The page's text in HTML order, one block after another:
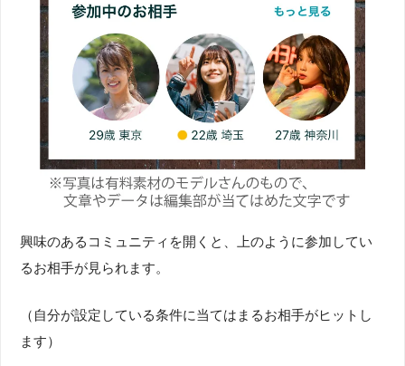
興味のあるコミュニティを開くと、上のように参加してい
るお相手が見られます。
（自分が設定している条件に当てはまるお相手がヒットし
ます）